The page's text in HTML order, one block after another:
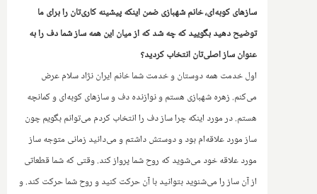
سازهای کوبه‌ای، خانم شهبازی ضمن اینکه پیشینه کاری‌تان را برای ما
توضیح دهید بگویید که چه شد که از میان این همه ساز شما دف را به
عنوان ساز اصلی‌تان انتخاب کردید؟
اول خدمت همه دوستان و خدمت شما خانم ایران نژاد سلام عرض
می‌کنم. زهره شهبازی هستم و نوازنده دف و سازهای کوبه‌ای و کمانچه
هستم. در مورد اینکه چرا ساز دف را انتخاب کردم می‌توانم بگویم چون
ساز مورد علاقه‌ام بود و دوستش داشتم و می‌دانید‌ زمانی متوجه ساز
مورد علاقه خود می‌شوید که روح شما پرواز کند. وقتی که شما قطعاتی
از آن ساز را می‌شنوید بتوانید با آن حرکت کنید و روح شما حرکت کند. و